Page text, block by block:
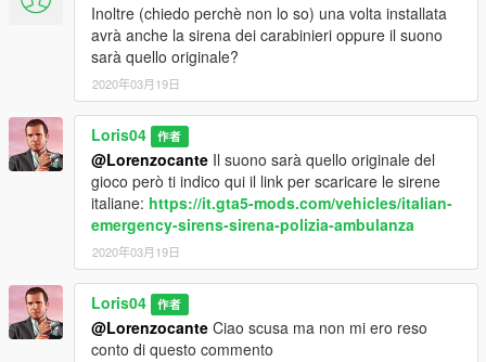
Inoltre (chiedo perchè non lo so) una volta installata
avrà anche la sirena dei carabinieri oppure il suono
sarà quello originale?
2020年03月19日
Loris04 作者
@Lorenzocante Il suono sarà quello originale del
gioco però ti indico qui il link per scaricare le sirene
italiane: https://it.gta5-mods.com/vehicles/italian-
emergency-sirens-sirena-polizia-ambulanza
2020年03月19日
Loris04 作者
@Lorenzocante Ciao scusa ma non mi ero reso
conto di questo commento